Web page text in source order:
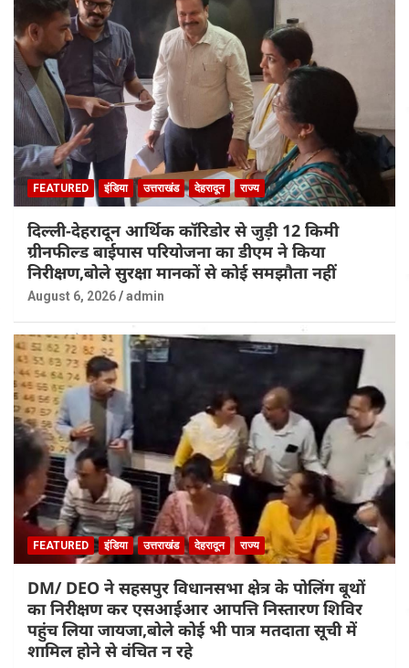
FEATURED इंडिया उत्तराखंड देहरादून राज्य
दिल्ली-देहरादून आर्थिक कॉरिडोर से जुड़ी 12 किमी
ग्रीनफील्ड बाईपास परियोजना का डीएम ने किया
निरीक्षण,बोले सुरक्षा मानकों से कोई समझौता नहीं
August 6, 2026 admin
FEATURED इंडिया उत्तराखंड देहरादून राज्य
DM/ DEO ने सहसपुर विधानसभा क्षेत्र के पोलिंग बूथों
का निरीक्षण कर एसआईआर आपत्ति निस्तारण शिविर
पहुंच लिया जायजा,बोले कोई भी पात्र मतदाता सूची में
शामिल होने से वंचित न रहे